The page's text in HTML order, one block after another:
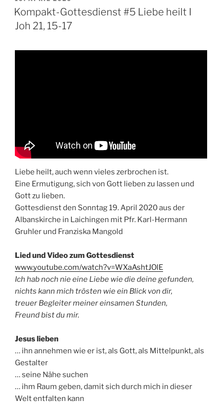
AM
Kompakt-Gottesdienst #5 Liebe heilt I
Joh 21, 15-17
Liebe heilt, auch wenn vieles zerbrochen ist.
Eine Ermutigung, sich von Gott lieben zu lassen und
Gott zu lieben.
Gottesdienst den Sonntag 19. April 2020 aus der
Albanskirche in Laichingen mit Pfr. Karl-Hermann
Gruhler und Franziska Mangold
Lied und Video zum Gottesdienst
www.youtube.com/watch?v=WXaAshtJOlE
Ich hab noch nie eine Liebe wie die deine gefunden,
nichts kann mich trösten wie ein Blick von dir,
treuer Begleiter meiner einsamen Stunden,
Freund bist du mir.
Jesus lieben
… ihn annehmen wie er ist, als Gott, als Mittelpunkt, als
Gestalter
… seine Nähe suchen
… ihm Raum geben, damit sich durch mich in dieser
Welt entfalten kann